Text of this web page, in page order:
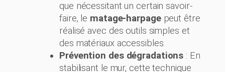
que nécessitant un certain savoir-
faire, le matage-harpagepeut être
réalisé avec des outils simples et
des matériaux accessibles.
Prévention des dégradations : En
stabilisant le mur, cette technique